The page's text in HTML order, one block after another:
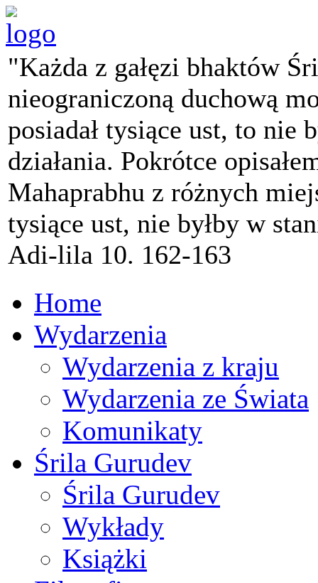
"Każda z gałęzi bhaktów
nieograniczoną duchową
posiadał tysiące ust, to nie
działania. Pokrótce
Mahaprabhu z różnych
tysiące ust, nie byłby w
Adi-lila 10. 162-163
Home
Wydarzenia
Wydarzenia z kraju
Wydarzenia ze Świata
Komunikaty
Śrila Gurudev
Śrila Gurudev
Wykłady
Książki